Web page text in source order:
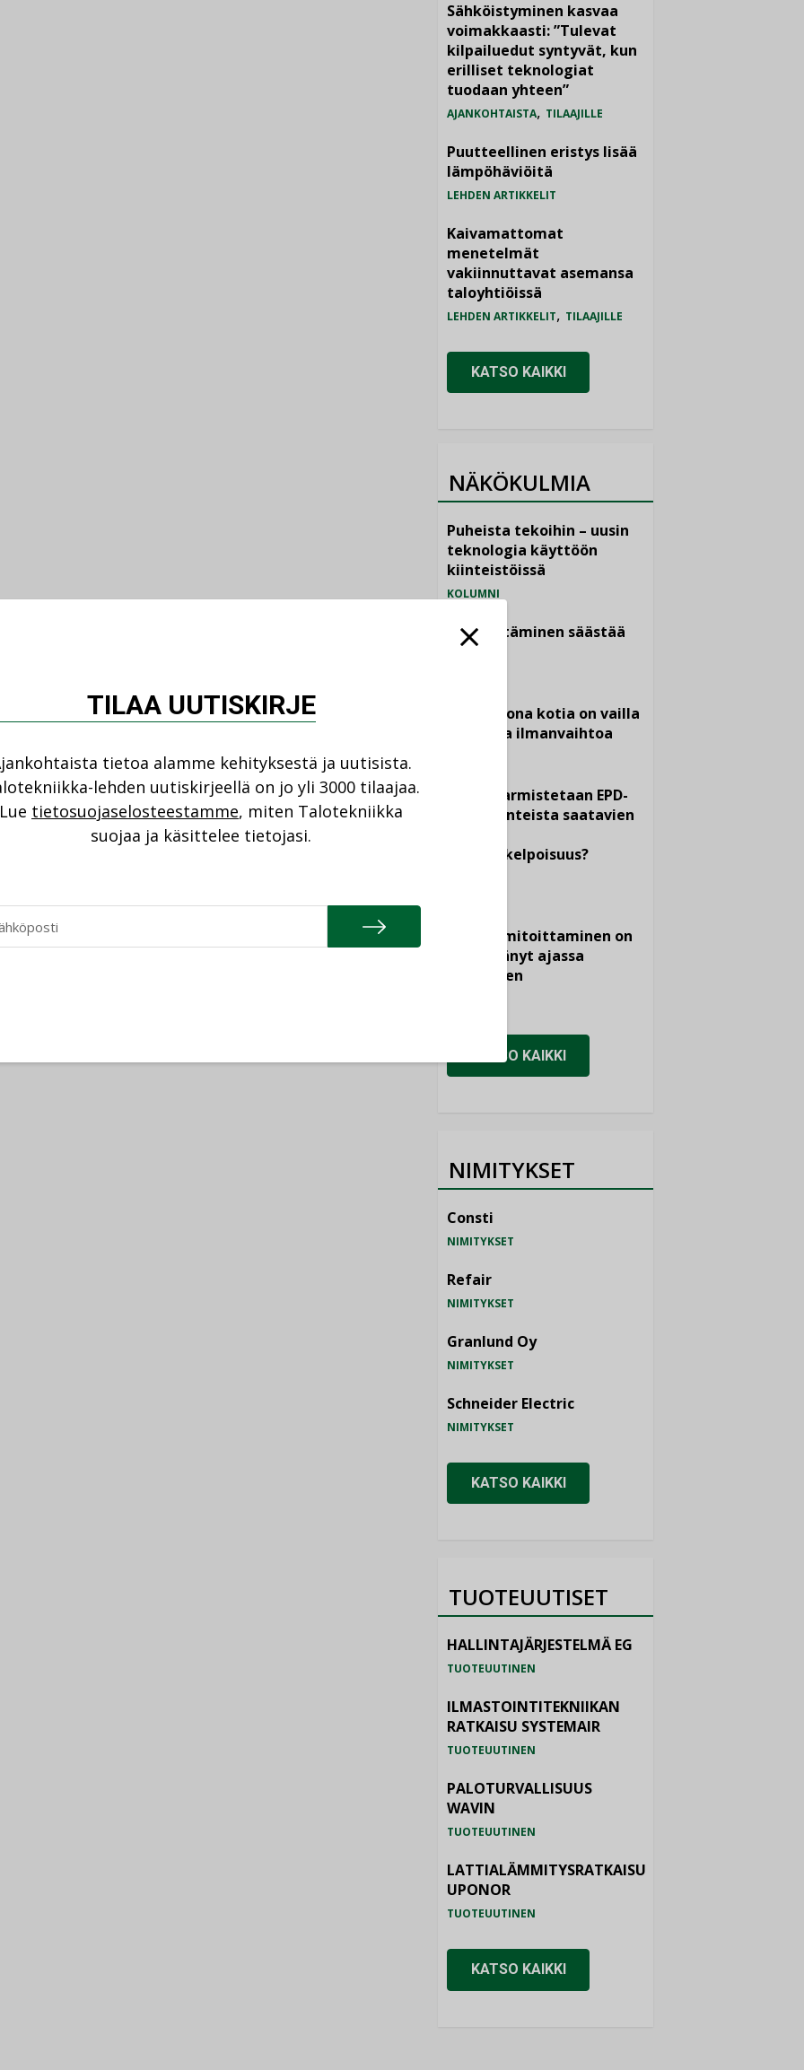
Sähköistyminen kasvaa
voimakkaasti: ”Tulevat
kilpailuedut syntyvät, kun
erilliset teknologiat
tuodaan yhteen”
AJANKOHTAISTA, TILAAJILLE
Puutteellinen eristys lisää
lämpöhäviöitä
LEHDEN ARTIKKELIT
Kaivamattomat
menetelmät
vakiinnuttavat asemansa
taloyhtiöissä
LEHDEN ARTIKKELIT, TILAAJILLE
KATSO KAIKKI
NÄKÖKULMIA
Puheista tekoihin – uusin
teknologia käyttöön
kiinteistöissä
KOLUMNI
Sähköistäminen säästää
euroja
Yli miljoona kotia on vailla
toimivaa ilmanvaihtoa
Miten varmistetaan EPD-
dokumenteista saatavien
vertailukelpoisuus?
viemärimitoittaminen on
jämähtänyt ajassa
paikalleen
KATSO KAIKKI
NIMITYKSET
Consti
NIMITYKSET
Refair
NIMITYKSET
Granlund Oy
NIMITYKSET
Schneider Electric
NIMITYKSET
KATSO KAIKKI
TUOTEUUTISET
HALLINTAJÄRJESTELMÄ EG
TUOTEUUTINEN
ILMASTOINTITEKNIIKAN
RATKAISU SYSTEMAIR
TUOTEUUTINEN
PALOTURVALLISUUS
WAVIN
TUOTEUUTINEN
LATTIALÄMMITYSRATKAISU
UPONOR
TUOTEUUTINEN
KATSO KAIKKI
TILAA UUTISKIRJE
tietoa alamme kehityksestä ja uutisista.
lehden uutiskirjeellä on jo yli 3000 tilaajaa.
Lue tietosuojaselosteestamme, miten Talotekniikka
suojaa ja käsittelee tietojasi.